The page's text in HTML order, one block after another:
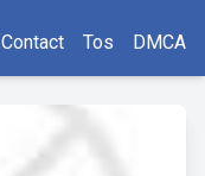
Contact Tos DMCA